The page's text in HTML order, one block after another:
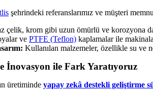
şehrindeki referanslarımız ve müşteri
çelik, krom gibi uzun ömürlü ve korozyona
ve PTFE (Teflon) kaplamalar ile
Kullanılan malzemeler, özellikle su ve
İnovasyon ile Fark Yaratıyoruz
üretiminde yapay zekâ destekli geliştirme